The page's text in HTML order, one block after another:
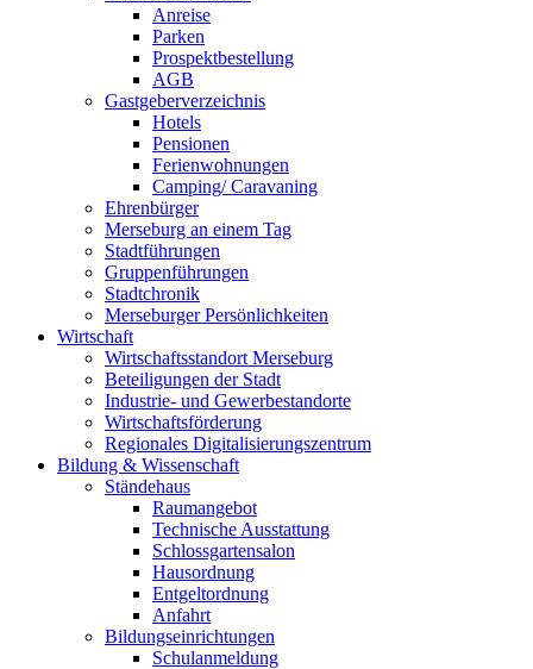
Anreise
Parken
Prospektbestellung
AGB
Gastgeberverzeichnis
Hotels
Pensionen
Ferienwohnungen
Camping/ Caravaning
Ehrenbürger
Merseburg an einem Tag
Stadtführungen
Gruppenführungen
Stadtchronik
Merseburger Persönlichkeiten
Wirtschaft
Wirtschaftsstandort Merseburg
Beteiligungen der Stadt
Industrie- und Gewerbestandorte
Wirtschaftsförderung
Regionales Digitalisierungszentrum
Bildung & Wissenschaft
Ständehaus
Raumangebot
Technische Ausstattung
Schlossgartensalon
Hausordnung
Entgeltordnung
Anfahrt
Bildungseinrichtungen
Schulanmeldung